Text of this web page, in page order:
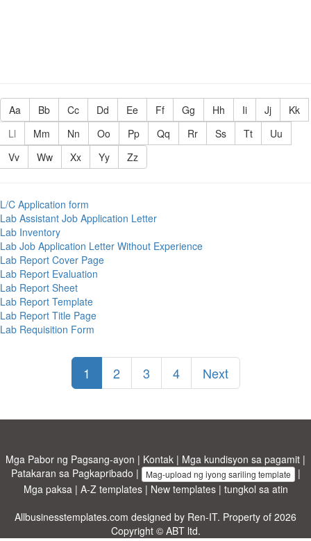
Aa Bb Cc Dd Ee Ff Gg Hh Ii Jj
Kk
Ll
Mm Nn Oo Pp Qq Rr Ss Tt
Uu
Vv
Ww Xx Yy Zz
L/C Application form
Lab Assistant Job Application Letter
Lab Inventory
Lab Job Application Letter Without Experience
Lab Report Cover Page
Lab Report Evaluation
Lab Report Sheet
Lab Report Template
Lab Report Title Page
Lab Requisition Form
1 2 3 4 Next
Mga Pabor ng Pagsang-ayon | Kontak | Mga kundisyon sa pagamit |
Patakaran sa Pagkapribado | Mag-upload ng iyong sariling template |
Mga paksa| A-Z templates| New templates| tungkol sa atin
Allbusinesstemplates.com designed by Ren-IT. Property of 2026
Copyright © ABT ltd.